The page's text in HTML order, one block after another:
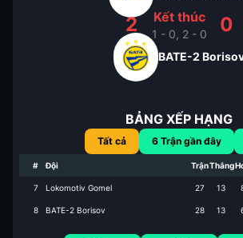
2 Kết thúc
1 - 0, 2 - 0 0
BATE-2
BẢNG XẾP HẠNG
Tất cả 6 Trận gần đây
# Đội TrậnThắng
7 Lokomotiv Gomel 27 13
8 BATE-2 Borisov 28 13